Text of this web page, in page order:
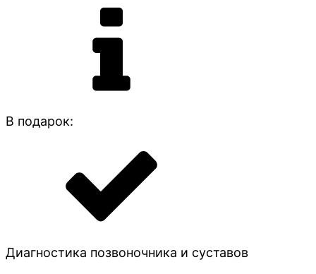
В подарок:
Диагностика позвоночника и суставов